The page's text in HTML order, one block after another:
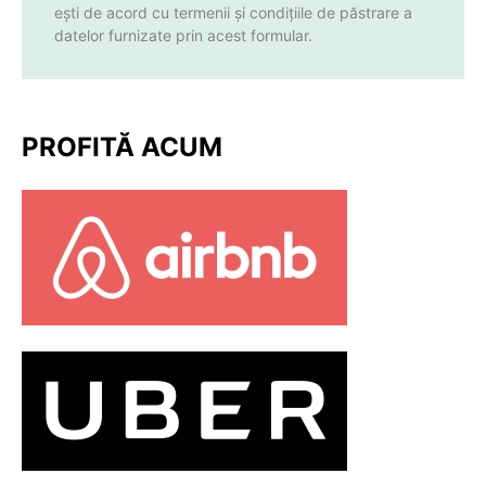
ești de acord cu termenii și condițiile de păstrare a
datelor furnizate prin acest formular.
PROFITĂ ACUM